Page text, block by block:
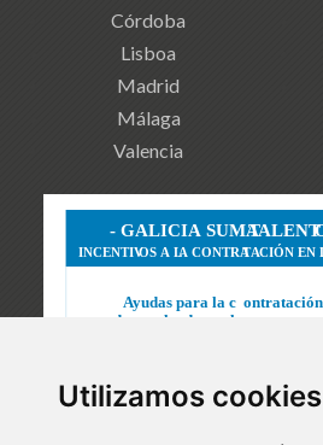
Utilizamos cookies
Córdoba
Lisboa
Madrid
Málaga
Valencia